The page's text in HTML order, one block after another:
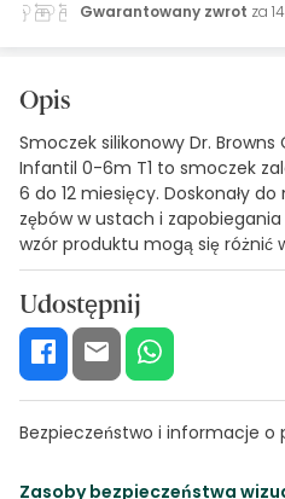
Gwarantowany zwrot za
Opis
Smoczek silikonowy Dr.
Infantil 0-6m T1 to smoczek
6 do 12 miesięcy. Doskonały
zębów w ustach i zapobiegania
wzór produktu mogą się różnić
Udostępnij
Bezpieczeństwo i informacje o
Zasoby bezpieczeństwa